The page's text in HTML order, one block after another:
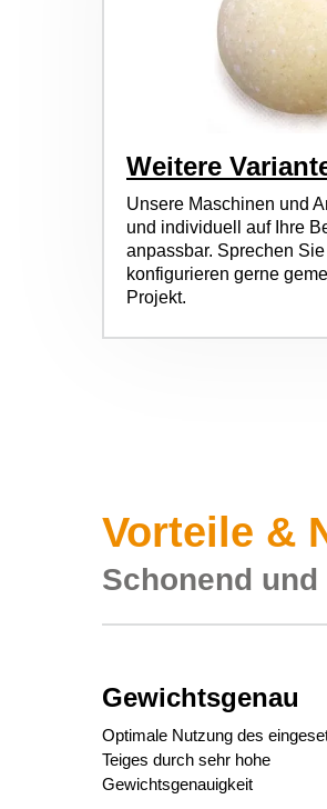
Weitere
Unsere Maschinen und
und individuell auf Ihre
anpassbar. Sprechen
konfigurieren gerne
Projekt.
Vorteile &
Schonend
Gewichtsgenau
Optimale Nutzung des
Teiges durch sehr hohe
Gewichtsgenauigkeit